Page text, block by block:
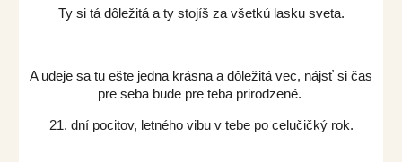
Ty si tá dôležitá a ty stojíš za všetkú lasku sveta.
A udeje sa tu ešte jedna krásna a dôležitá vec, nájsť si čas
pre seba bude pre teba prirodzené.
21. dní pocitov, letného vibu v tebe po celučičký rok.